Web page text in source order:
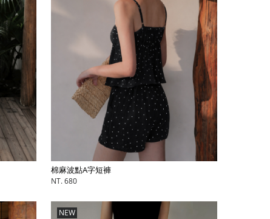
棉麻波點A字短褲
NT. 680
NEW